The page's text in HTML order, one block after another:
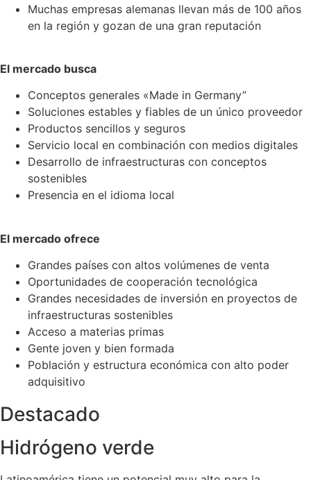
Muchas empresas alemanas llevan más de 100 años
en la región y gozan de una gran reputación
El mercado busca
Conceptos generales «Made in Germany”
Soluciones estables y fiables de un único proveedor
Productos sencillos y seguros
Servicio local en combinación con medios digitales
Desarrollo de infraestructuras con conceptos
sostenibles
Presencia en el idioma local
El mercado ofrece
Grandes países con altos volúmenes de venta
Oportunidades de cooperación tecnológica
Grandes necesidades de inversión en proyectos de
infraestructuras sostenibles
Acceso a materias primas
Gente joven y bien formada
Población y estructura económica con alto poder
adquisitivo
Destacado
Hidrógeno verde